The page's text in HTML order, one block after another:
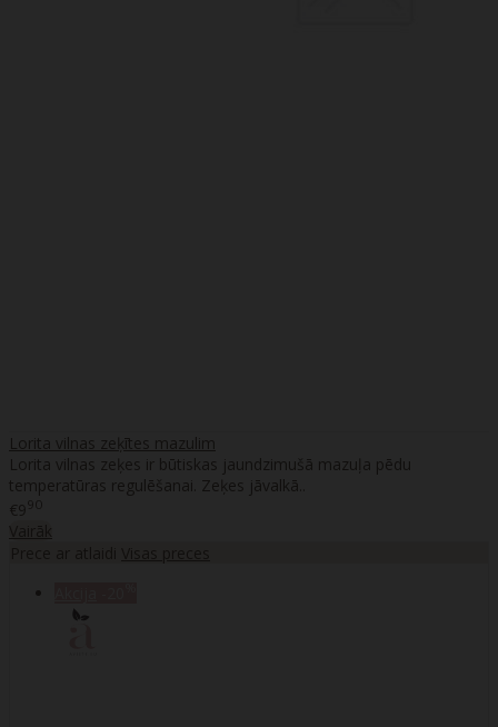
Lorita vilnas zeķītes mazulim
Lorita vilnas zeķes ir būtiskas jaundzimušā mazuļa pēdu
temperatūras regulēšanai. Zeķes jāvalkā..
€990
Vairāk